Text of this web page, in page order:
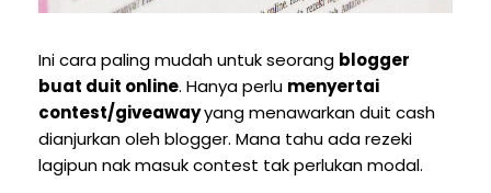
Ini cara paling mudah untuk seorang blogger
buat duit online. Hanya perlu menyertai
contest/giveawayyang menawarkan duit cash
dianjurkan oleh blogger. Mana tahu ada rezeki
lagipun nak masuk contest tak perlukan modal.